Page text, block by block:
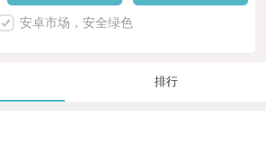
安卓市场，安全绿色
排行